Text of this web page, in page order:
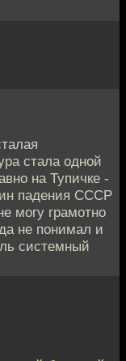
стала одной
на Тупичке -
падения СССР
могу грамотно
не понимал и
системный